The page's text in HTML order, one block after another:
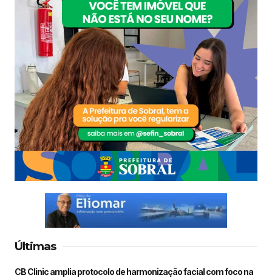
Últimas
CB Clinic amplia protocolo de harmonização facial com foco na